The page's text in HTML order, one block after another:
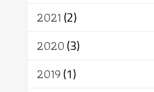
อัตถะ
เทวดา
2021 (2)
2020(3)
2019(1)